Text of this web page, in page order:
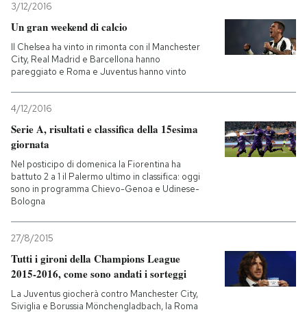
3/12/2016
Un gran weekend di calcio
Il Chelsea ha vinto in rimonta con il Manchester
City, Real Madrid e Barcellona hanno
pareggiato e Roma e Juventus hanno vinto
4/12/2016
Serie A, risultati e classifica della 15esima
giornata
Nel posticipo di domenica la Fiorentina ha
battuto 2 a 1 il Palermo ultimo in classifica: oggi
sono in programma Chievo-Genoa e Udinese-
Bologna
27/8/2015
Tutti i gironi della Champions League
2015-2016, come sono andati i sorteggi
La Juventus giocherà contro Manchester City,
Siviglia e Borussia Mönchengladbach, la Roma